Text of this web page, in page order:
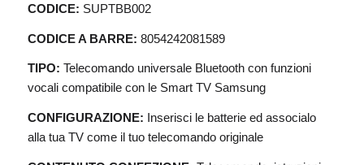
CODICE: SUPTBB002
CODICE A BARRE: 8054242081589
TIPO: Telecomando universale Bluetooth con funzioni
vocali compatibile con le Smart TV Samsung
CONFIGURAZIONE: Inserisci le batterie ed associalo
alla tua TV come il tuo telecomando originale